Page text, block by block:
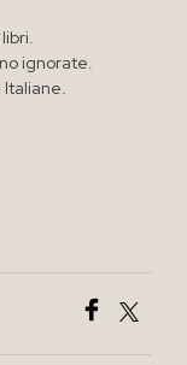
ignorate.
Italiane.